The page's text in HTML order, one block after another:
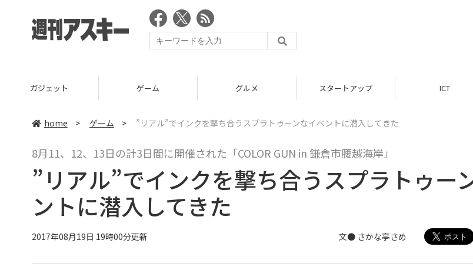
ガジェット ゲーム グルメ スタートアップ ICT
home > ゲーム > ”リアル”でインクを撃ち合うスプラトゥーンなイベントに潜入してきた
8月11、12、13日の計3日間に開催された「COLOR GUN in 鎌倉市腰越海岸」
”リアル”でインクを撃ち合うスプラトゥー
ントに潜入してきた
2017年08月19日 19時00分更新 文● さかな亭さめ